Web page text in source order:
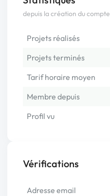
depuis la création du compte
Projets réalisés
Projets terminés
Tarif horaire moyen
Membre depuis
Profil vu
Vérifications
Adresse email